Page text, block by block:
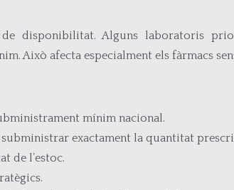
disponibilitat. Alguns laboratoris
Això afecta especialment els fàrmacs
mínim nacional.
exactament la quantitat
de l’estoc.